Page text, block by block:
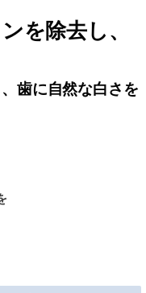
を除去し、
歯に自然な白さを